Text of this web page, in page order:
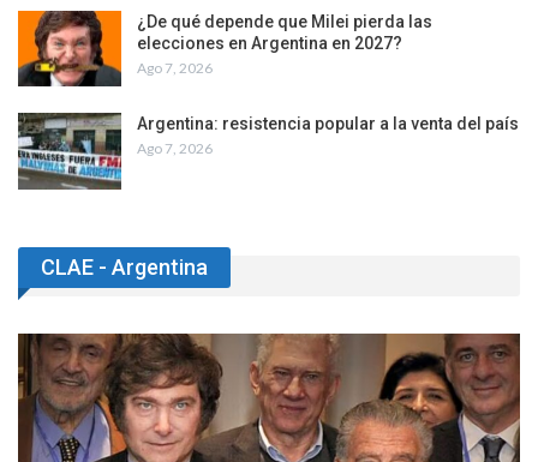
¿De qué depende que Milei pierda las
elecciones en Argentina en 2027?
Ago 7, 2026
Argentina: resistencia popular a la venta del país
Ago 7, 2026
CLAE - Argentina